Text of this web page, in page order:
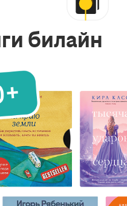
билайн